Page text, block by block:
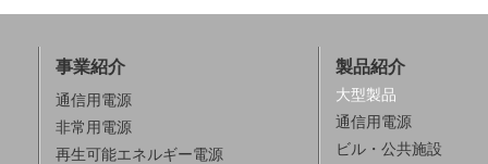
事業紹介
通信用電源
非常用電源
再生可能エネルギー電源
製品紹介
大型製品
通信用電源
ビル・公共施設